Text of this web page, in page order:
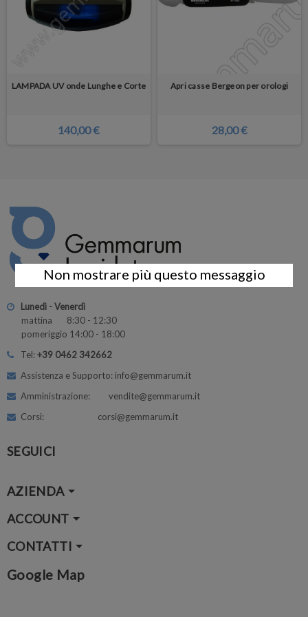
LAMPADA UV onde Lunghe e Corte
140,00 €
Apri casse Bergeon per orologi
28,00 €
Lunedì - Venerdì
mattina 8:30 - 12:30
pomeriggio 14:00 - 18:00
Tel:+39 0462 342662
Assistenza e Supporto: info@gemmarum.it
Amministrazione: vendite@gemmarum.it
Corsi: corsi@gemmarum.it
SEGUICI
AZIENDA
ACCOUNT
CONTATTI
Google Map
Non mostrare più questo messaggio